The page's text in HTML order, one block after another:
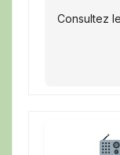
Consultez